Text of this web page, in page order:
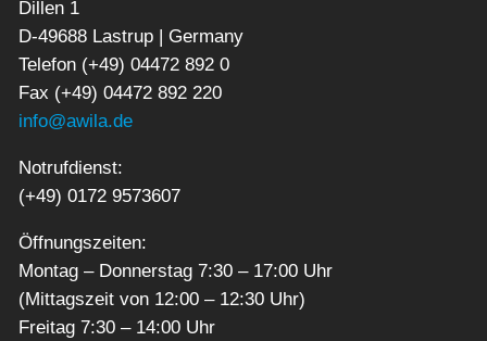
Dillen 1
D-49688 Lastrup | Germany
Telefon (+49) 04472 892 0
Fax (+49) 04472 892 220
info@awila.de
Notrufdienst:
(+49) 0172 9573607
Öffnungszeiten:
Montag – Donnerstag 7:30 – 17:00 Uhr
(Mittagszeit von 12:00 – 12:30 Uhr)
Freitag 7:30 – 14:00 Uhr